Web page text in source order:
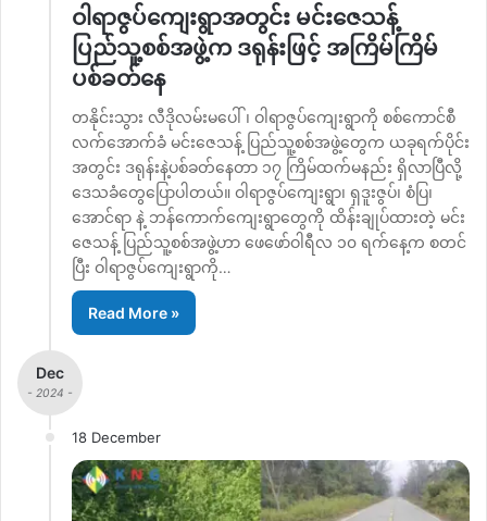
ဝါရာဇွပ်ကျေးရွာအတွင်း မင်းဇေသန့်
ပြည်သူ့စစ်အဖွဲ့က ဒရုန်းဖြင့် အကြိမ်ကြိမ်
ပစ်ခတ်နေ
တနိုင်းသွား လီဒိုလမ်းမပေါ် ၊ ဝါရာဇွပ်ကျေးရွာကို စစ်ကောင်စီ
လက်အောက်ခံ မင်းဇေသန့် ပြည်သူ့စစ်အဖွဲ့တွေက ယခုရက်ပိုင်း
အတွင်း ဒရုန်းနဲ့ပစ်ခတ်နေတာ ၁၇ ကြိမ်ထက်မနည်း ရှိလာပြီလို့
ဒေသခံတွေပြောပါတယ်။ ဝါရာဇွပ်ကျေးရွာ၊ ရှဒူးဇွပ်၊ စံပြ၊
အောင်ရာ နဲ့ ဘန်ကောက်ကျေးရွာတွေကို ထိန်းချုပ်ထားတဲ့ မင်း
ဇေသန့် ပြည်သူ့စစ်အဖွဲ့ဟာ ဖေဖော်ဝါရီလ ၁၀ ရက်နေ့က စတင်
ပြီး ဝါရာဇွပ်ကျေးရွာကို…
Read More »
Dec
- 2024 -
18 December